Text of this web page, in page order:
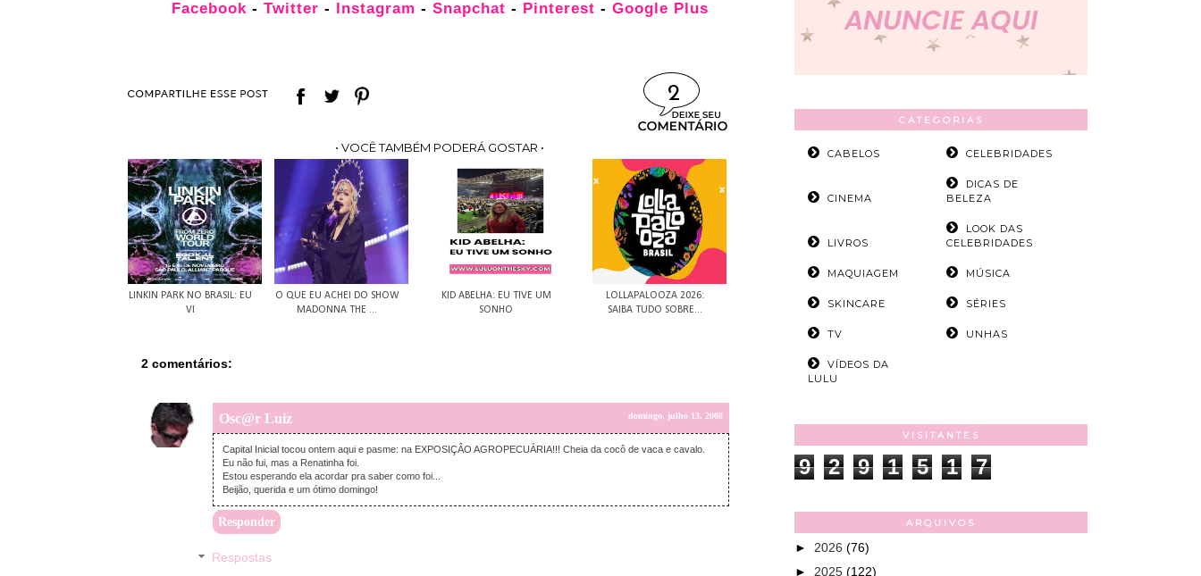
Facebook - Twitter - Instagram - Snapchat - Pinterest - Google Plus
2
• VOCÊ TAMBÉM PODERÁ GOSTAR •
LINKIN PARK NO BRASIL: EU
VI
O QUE EU ACHEI DO SHOW
MADONNA THE ...
KID ABELHA: EU TIVE UM
SONHO
LOLLAPALOOZA 2026:
SAIBA TUDO SOBRE...
2 comentários:
Osc@r Luiz domingo, julho 13, 2008
Capital Inicial tocou ontem aqui e pasme: na EXPOSIÇÂO AGROPECUÁRIA!!! Cheia da cocô de vaca e cavalo.
Eu não fui, mas a Renatinha foi.
Estou esperando ela acordar pra saber como foi...
Beijão, querida e um ótimo domingo!
Responder
Respostas
CATEGORIAS
CABELOS CELEBRIDADES
CINEMA
DICAS DE
BELEZA
LIVROS
LOOK DAS
CELEBRIDADES
MAQUIAGEM MÚSICA
SKINCARE SÉRIES
TV UNHAS
VÍDEOS DA
LULU
VISITANTES
9 2 9 1 5 1 7
ARQUIVOS
► 2026 (76)
► 2025 (122)